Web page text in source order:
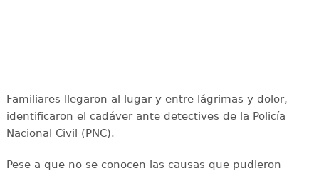
Familiares llegaron al lugar y entre lágrimas y dolor,
identificaron el cadáver ante detectives de la Policía
Nacional Civil (PNC).
Pese a que no se conocen las causas que pudieron